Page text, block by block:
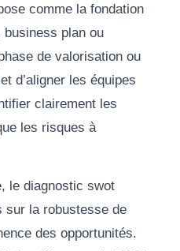
comme la fondation
plan ou
de valorisation ou
d’aligner les équipes
clairement les
les risques à
le diagnostic swot
sur la robustesse de
des opportunités.